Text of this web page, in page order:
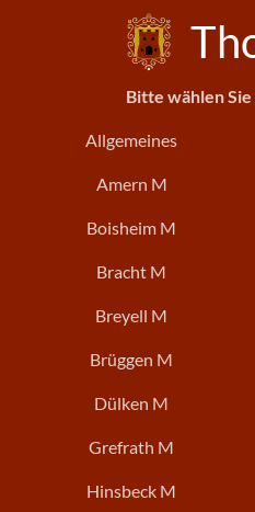
Bitte wählen
Allgemeines
Amern M
Boisheim M
Bracht M
Breyell M
Brüggen M
Dülken M
Grefrath M
Hinsbeck M